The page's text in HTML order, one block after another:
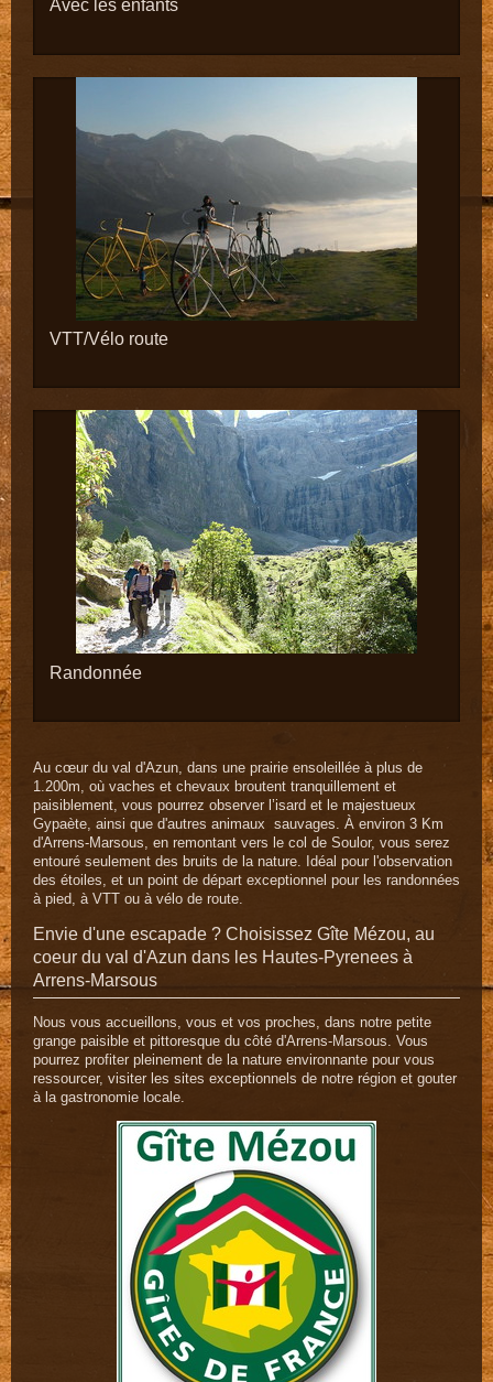
Avec les enfants
VTT/Vélo route
Randonnée
Au cœur du val d'Azun, dans une prairie ensoleillée à plus de
1.200m, où vaches et chevaux broutent tranquillement et
paisiblement, vous pourrez observer l’isard et le majestueux
Gypaète, ainsi que d'autres animaux sauvages. À environ 3 Km
d'Arrens-Marsous, en remontant vers le col de Soulor, vous serez
entouré seulement des bruits de la nature. Idéal pour l'observation
des étoiles, et un point de départ exceptionnel pour les randonnées
à pied, à VTT ou à vélo de route.
Envie d'une escapade ? Choisissez Gîte Mézou, au
coeur du val d'Azun dans les Hautes-Pyrenees à
Arrens-Marsous
Nous vous accueillons, vous et vos proches, dans notre petite
grange paisible et pittoresque du côté d'Arrens-Marsous. Vous
pourrez profiter pleinement de la nature environnante pour vous
ressourcer, visiter les sites exceptionnels de notre région et gouter
à la gastronomie locale.